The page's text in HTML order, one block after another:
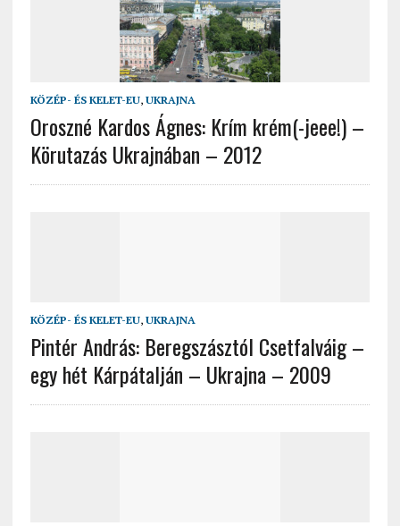
KÖZÉP- ÉS KELET-EU, UKRAJNA
Oroszné Kardos Ágnes: Krím krém(-jeee!) –
Körutazás Ukrajnában – 2012
KÖZÉP- ÉS KELET-EU, UKRAJNA
Pintér András: Beregszásztól Csetfalváig –
egy hét Kárpátalján – Ukrajna – 2009